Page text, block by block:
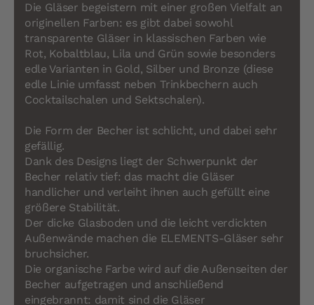
Die Gläser begeistern mit einer großen Vielfalt an
originellen Farben: es gibt dabei sowohl
transparente Gläser in klassischen Farben wie
Rot, Kobaltblau, Lila und Grün sowie besonders
edle Varianten in Gold, Silber und Bronze (diese
edle Linie umfasst neben Trinkbechern auch
Cocktailschalen und Sektschalen).
Die Form der Becher ist schlicht, und dabei sehr
gefällig.
Dank des Designs liegt der Schwerpunkt der
Becher relativ tief: das macht die Gläser
handlicher und verleiht ihnen auch gefüllt eine
größere Stabilität.
Der dicke Glasboden und die leicht verdickten
Außenwände machen die ELEMENTS-Gläser sehr
bruchsicher.
Die organische Farbe wird auf die Außenseiten der
Becher aufgetragen und anschließend
eingebrannt: damit sind die Gläser